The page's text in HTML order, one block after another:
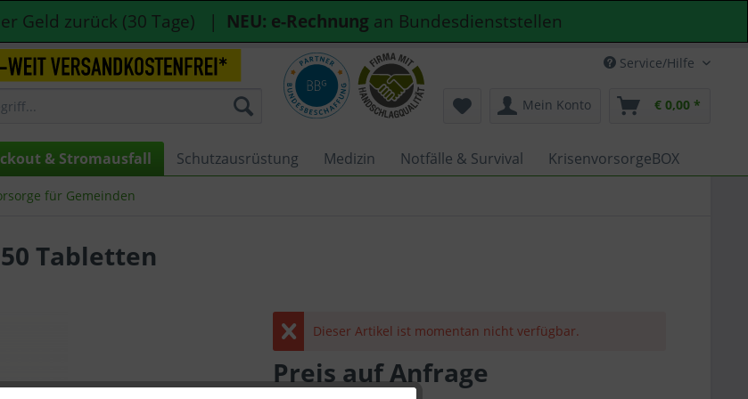
Geld zurück (30 Tage) | NEU: e-Rechnung an Bundesdienststellen
Service/Hilfe
Mein Konto € 0,00 *
& Stromausfall Schutzausrüstung Medizin Notfälle & Survival KrisenvorsorgeBOX
für Gemeinden
Tabletten
Dieser Artikel ist momentan nicht verfügbar.
Preis auf Anfrage